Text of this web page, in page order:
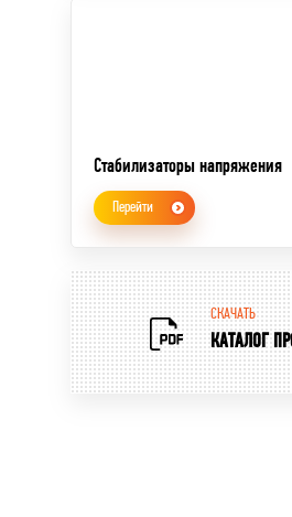
Перейти
Стабилизаторы напряжения
СКАЧАТЬ
КАТАЛОГ